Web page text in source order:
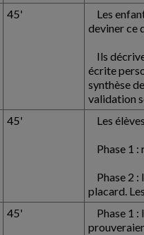
45'
Les
deviner ce
Ils
écrite
synthèse
validation
45' Les
Phase 1 :
Phase 2 :
placard.
45'
Phase 1 :